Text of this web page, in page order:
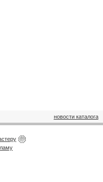
новости каталога